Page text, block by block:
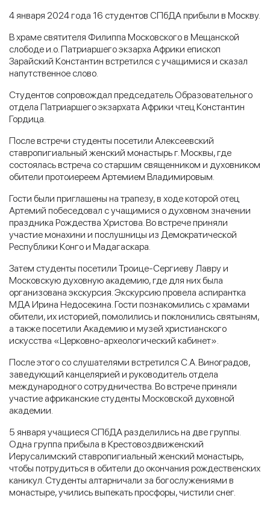
4 января 2024 года 16 студентов СПбДА прибыли в Москву.
В храме святителя Филиппа Московского в Мещанской
слободе и.о. Патриаршего экзарха Африки епископ
Зарайский Константин встретился с учащимися и сказал
напутственное слово.
Студентов сопровождал председатель Образовательного
отдела Патриаршего экзархата Африки чтец Константин
Гордица.
После встречи студенты посетили Алексеевский
ставропигиальный женский монастырь г. Москвы, где
состоялась встреча со старшим священником и духовником
обители протоиереем Артемием Владимировым.
Гости были приглашены на трапезу, в ходе которой отец
Артемий побеседовал с учащимися о духовном значении
праздника Рождества Христова. Во встрече приняли
участие монахини и послушницы из Демократической
Республики Конго и Мадагаскара.
Затем студенты посетили Троице-Сергиеву Лавру и
Московскую духовную академию, где для них была
организована экскурсия. Экскурсию провела аспирантка
МДА Ирина Недосекина. Гости познакомились с храмами
обители, их историей, помолились и поклонились святыням,
а также посетили Академию и музей христианского
искусства «Церковно-археологический кабинет».
После этого со слушателями встретился С.А. Виноградов,
заведующий канцелярией и руководитель отдела
международного сотрудничества. Во встрече приняли
участие африканские студенты Московской духовной
академии.
5 января учащиеся СПбДА разделились на две группы.
Одна группа прибыла в Крестовоздвиженский
Иерусалимский ставропигиальный женский монастырь,
чтобы потрудиться в обители до окончания рождественских
каникул. Студенты алтарничали за богослужениями в
монастыре, учились выпекать просфоры, чистили снег.